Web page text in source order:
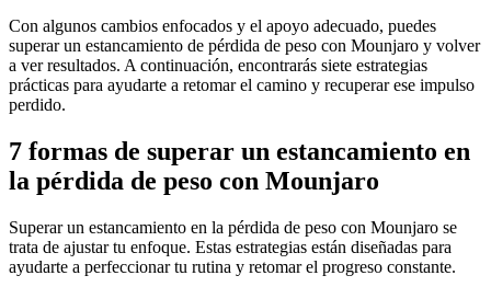
Con algunos cambios enfocados y el apoyo adecuado, puedes
superar un estancamiento de pérdida de peso con Mounjaro y volver
a ver resultados. A continuación, encontrarás siete estrategias
prácticas para ayudarte a retomar el camino y recuperar ese impulso
perdido.
7 formas de superar un estancamiento en
la pérdida de peso con Mounjaro
Superar un estancamiento en la pérdida de peso con Mounjaro se
trata de ajustar tu enfoque. Estas estrategias están diseñadas para
ayudarte a perfeccionar tu rutina y retomar el progreso constante.